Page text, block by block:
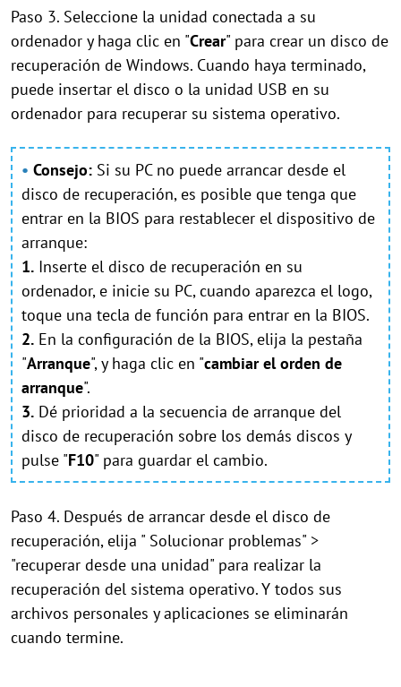
Paso 3. Seleccione la unidad conectada a su
ordenador y haga clic en "Crear" para crear un disco de
recuperación de Windows. Cuando haya terminado,
puede insertar el disco o la unidad USB en su
ordenador para recuperar su sistema operativo.
• Consejo: Si su PC no puede arrancar desde el
disco de recuperación, es posible que tenga que
entrar en la BIOS para restablecer el dispositivo de
arranque:
1. Inserte el disco de recuperación en su
ordenador, e inicie su PC, cuando aparezca el logo,
toque una tecla de función para entrar en la BIOS.
2. En la configuración de la BIOS, elija la pestaña
"Arranque", y haga clic en "cambiar el orden de
arranque".
3. Dé prioridad a la secuencia de arranque del
disco de recuperación sobre los demás discos y
pulse "F10" para guardar el cambio.
Paso 4. Después de arrancar desde el disco de
recuperación, elija " Solucionar problemas" >
"recuperar desde una unidad" para realizar la
recuperación del sistema operativo. Y todos sus
archivos personales y aplicaciones se eliminarán
cuando termine.